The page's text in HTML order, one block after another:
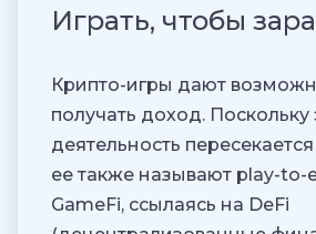
Играть, чтобы
Крипто-игры дают
получать доход. Поскольку
деятельность
ее также называют play-to-
GameFi, ссылаясь на DeFi